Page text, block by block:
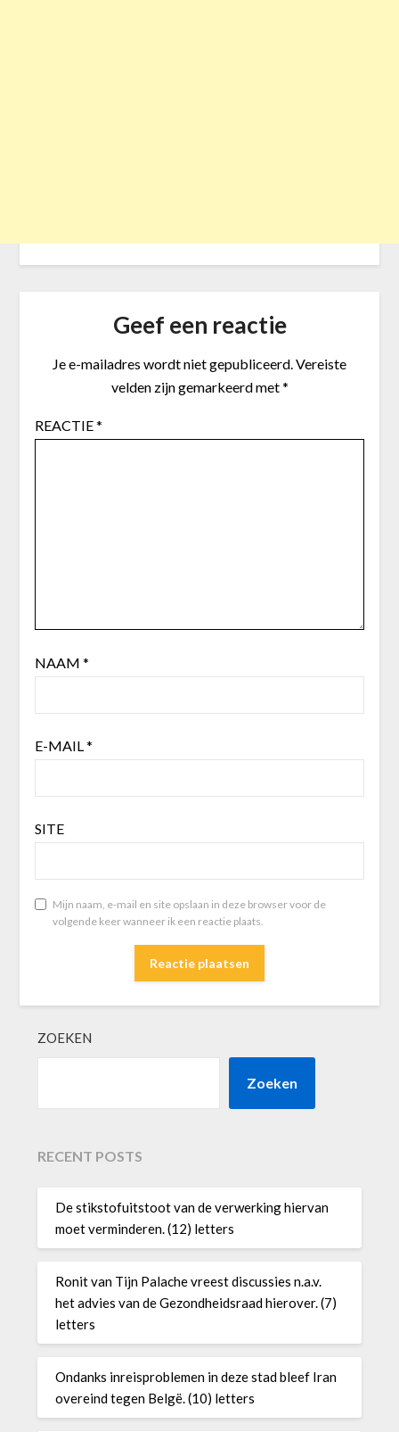
Geef een reactie
Je e-mailadres wordt niet gepubliceerd.Vereiste
velden zijn gemarkeerd met*
REACTIE*
NAAM *
E-MAIL*
SITE
Mijn naam, e-mail en site opslaan in deze browser voor de
volgende keer wanneer ik een reactie plaats.
ZOEKEN
Zoeken
RECENT POSTS
De stikstofuitstoot van de verwerking hiervan
moet verminderen. (12) letters
Ronit van Tijn Palache vreest discussies n.a.v.
het advies van de Gezondheidsraad hierover. (7)
letters
Ondanks inreisproblemen in deze stad bleef Iran
overeind tegen Belgë. (10) letters